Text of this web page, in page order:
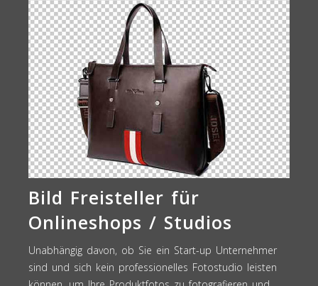
Bild Freisteller für
Onlineshops / Studios
Unabhängig davon, ob Sie ein Start-up Unternehmer
sind und sich kein professionelles Fotostudio leisten